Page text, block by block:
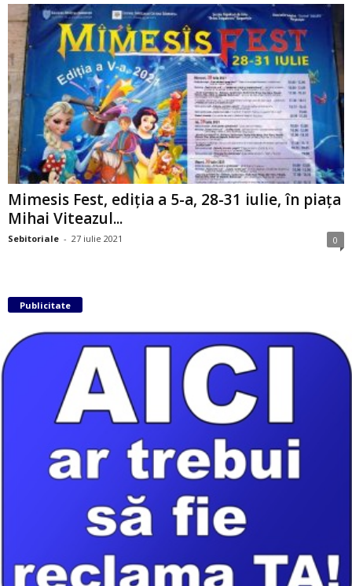
Mimesis Fest, ediția a 5-a, 28-31 iulie, în piața
Mihai Viteazul...
Sebitoriale - 27 iulie 2021 0
Publicitate